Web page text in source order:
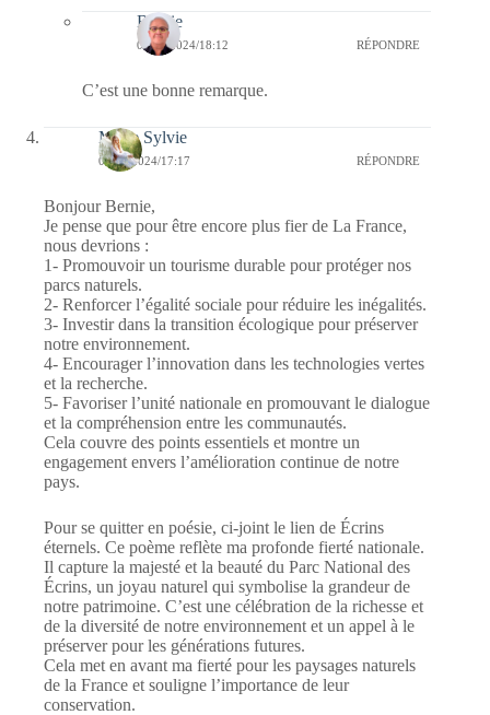
Bernie
07/11/2024/18:12 RÉPONDRE
C’est une bonne remarque.
Marie Sylvie
06/11/2024/17:17 RÉPONDRE
Bonjour Bernie,
Je pense que pour être encore plus fier de La France,
nous devrions :
1- Promouvoir un tourisme durable pour protéger nos
parcs naturels.
2- Renforcer l’égalité sociale pour réduire les inégalités.
3- Investir dans la transition écologique pour préserver
notre environnement.
4- Encourager l’innovation dans les technologies vertes
et la recherche.
5- Favoriser l’unité nationale en promouvant le dialogue
et la compréhension entre les communautés.
Cela couvre des points essentiels et montre un
engagement envers l’amélioration continue de notre
pays.
Pour se quitter en poésie, ci-joint le lien de Écrins
éternels. Ce poème reflète ma profonde fierté nationale.
Il capture la majesté et la beauté du Parc National des
Écrins, un joyau naturel qui symbolise la grandeur de
notre patrimoine. C’est une célébration de la richesse et
de la diversité de notre environnement et un appel à le
préserver pour les générations futures.
Cela met en avant ma fierté pour les paysages naturels
de la France et souligne l’importance de leur
conservation.